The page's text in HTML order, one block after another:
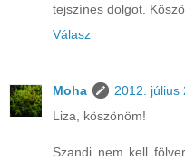
tejszínes dolgot.
Válasz
Moha
2012. július
Liza, köszönöm!
Szandi nem kell